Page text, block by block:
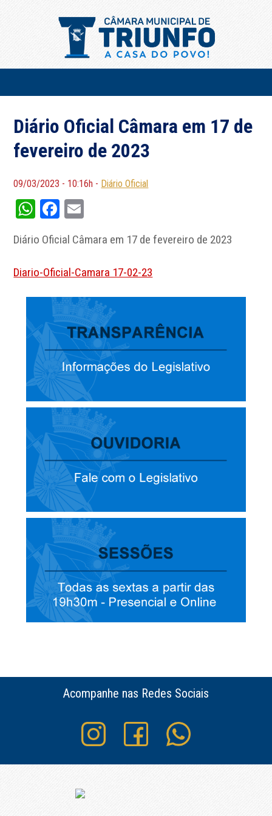
Diário Oficial Câmara em 17 de
fevereiro de 2023
09/03/2023 - 10:16h - Diário Oficial
WhatsApp
Facebook
Diário Oficial Câmara em 17 de fevereiro de 2023
Diario-Oficial-Camara 17-02-23
Acompanhe nas Redes Sociais